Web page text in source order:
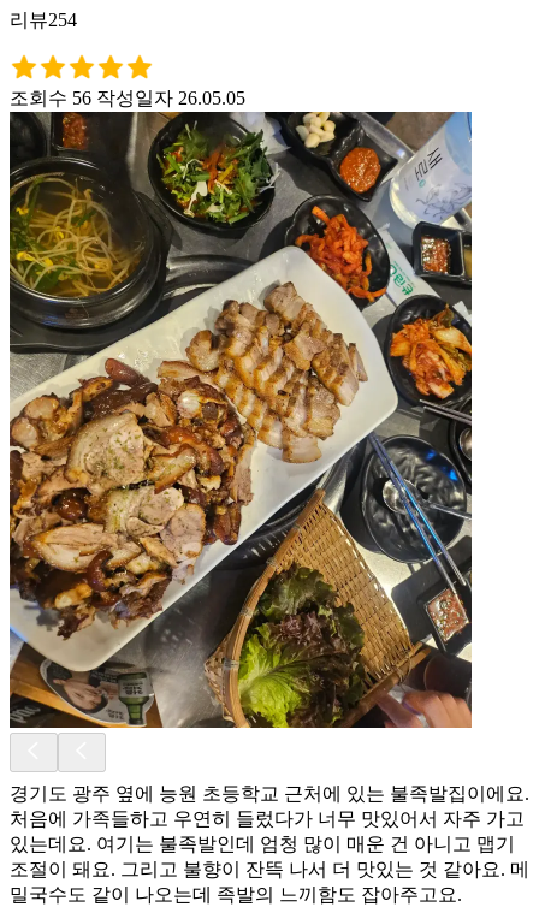
리뷰254
조회수 56 작성일자 26.05.05
경기도 광주 옆에 능원 초등학교 근처에 있는 불족발집이에요.
처음에 가족들하고 우연히 들렀다가 너무 맛있어서 자주 가고
있는데요. 여기는 불족발인데 엄청 많이 매운 건 아니고 맵기
조절이 돼요. 그리고 불향이 잔뜩 나서 더 맛있는 것 같아요. 메
밀국수도 같이 나오는데 족발의 느끼함도 잡아주고요.